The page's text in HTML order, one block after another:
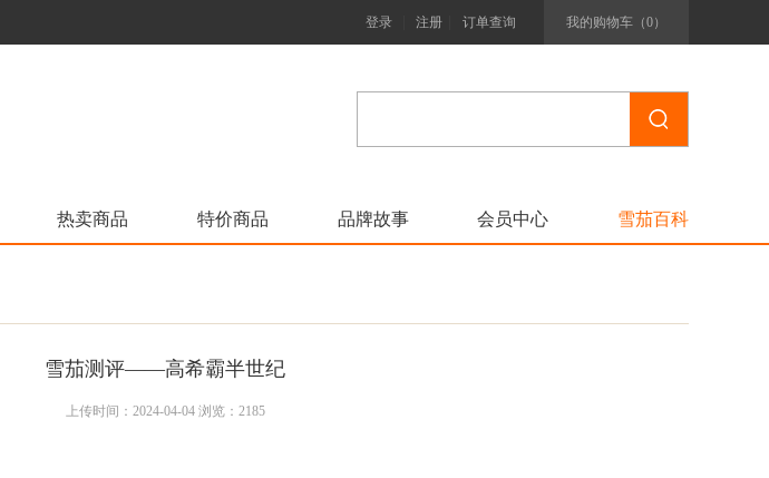
登录 注册 订单查询 我的购物车（0）
热卖商品 特价商品 品牌故事 会员中心 雪茄百科
雪茄测评——高希霸半世纪
上传时间：2024-04-04 浏览：2185